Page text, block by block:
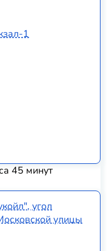
1
45 минут
угол
улицы